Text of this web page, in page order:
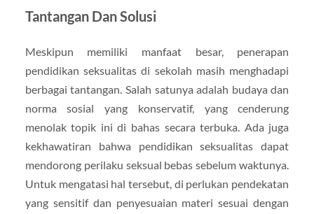
Tantangan Dan Solusi
Meskipun memiliki manfaat besar, penerapan
pendidikan seksualitas di sekolah masih menghadapi
berbagai tantangan. Salah satunya adalah budaya dan
norma sosial yang konservatif, yang cenderung
menolak topik ini di bahas secara terbuka. Ada juga
kekhawatiran bahwa pendidikan seksualitas dapat
mendorong perilaku seksual bebas sebelum waktunya.
Untuk mengatasi hal tersebut, di perlukan pendekatan
yang sensitif dan penyesuaian materi sesuai dengan